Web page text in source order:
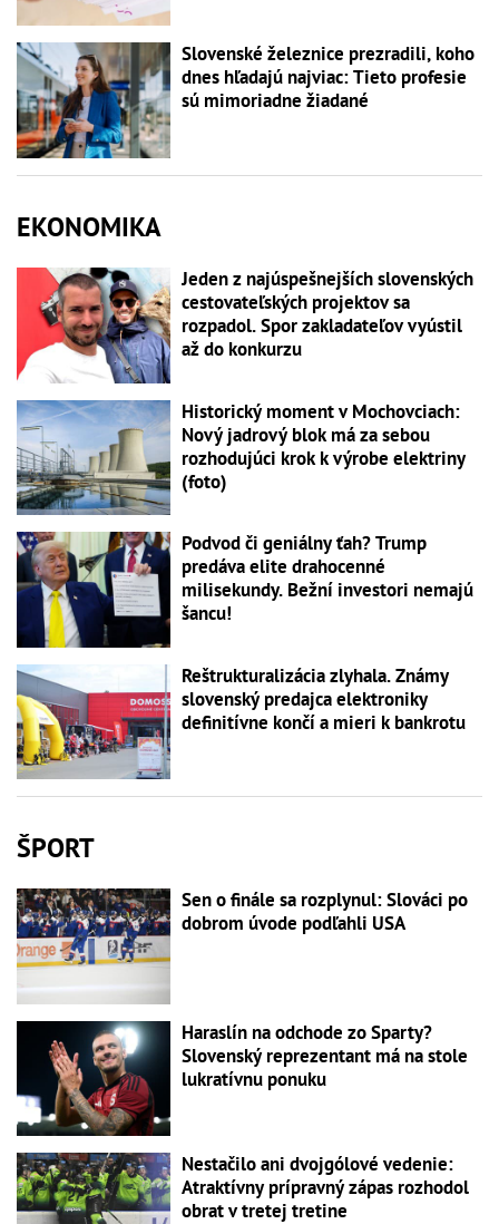
Slovenské železnice prezradili, koho
dnes hľadajú najviac: Tieto profesie
sú mimoriadne žiadané
EKONOMIKA
Jeden z najúspešnejších slovenských
cestovateľských projektov sa
rozpadol. Spor zakladateľov vyústil
až do konkurzu
Historický moment v Mochovciach:
Nový jadrový blok má za sebou
rozhodujúci krok k výrobe elektriny
(foto)
Podvod či geniálny ťah? Trump
predáva elite drahocenné
milisekundy. Bežní investori nemajú
šancu!
Reštrukturalizácia zlyhala. Známy
slovenský predajca elektroniky
definitívne končí a mieri k bankrotu
ŠPORT
Sen o finále sa rozplynul: Slováci po
dobrom úvode podľahli USA
Haraslín na odchode zo Sparty?
Slovenský reprezentant má na stole
lukratívnu ponuku
Nestačilo ani dvojgólové vedenie:
Atraktívny prípravný zápas rozhodol
obrat v tretej tretine